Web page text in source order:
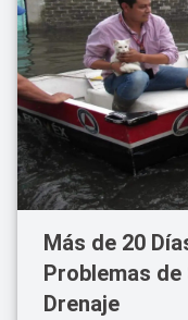
Más de 20
Problemas de
Drenaje